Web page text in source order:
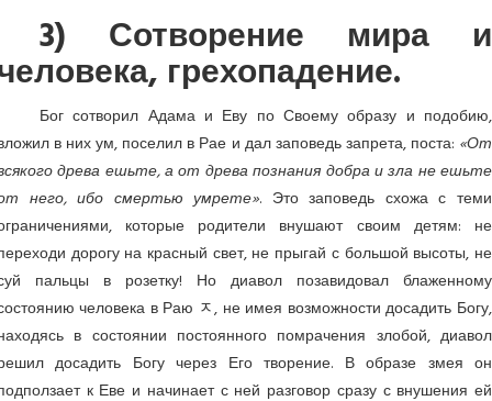
3) Сотворение мира и
грехопадение.
Бог сотворил Адама и Еву по Своему образу и подобию,
в них ум, поселил в Рае и дал заповедь запрета, поста: «От
древа ешьте, а от древа познания добра и зла не ешьте
него, ибо смертью умрете». Это заповедь схожа с теми
которые родители внушают своим детям: не
дорогу на красный свет, не прыгай с большой высоты, не
пальцы в розетку! Но диавол позавидовал блаженному
человека в Раю ﾸ, не имея возможности досадить Богу,
в состоянии постоянного помрачения злобой, диавол
досадить Богу через Его творение. В образе змея он
к Еве и начинает с ней разговор сразу с внушения ей